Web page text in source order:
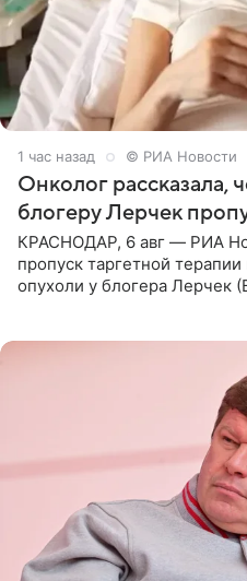
1 час назад © РИА Новости
Онколог рассказала,
блогеру Лерчек
КРАСНОДАР, 6 авг — РИА
пропуск таргетной
опухоли у блогера Лерчек